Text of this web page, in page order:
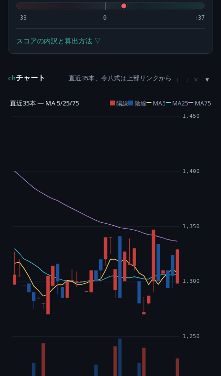
−33 0 +37
スコアの内訳と算出方法 ▽
chチャート 直近35本、令八式は上部リンクから ↑ ↓ ×
直近35本 — MA 5/25/75 陽線 陰線 MA5 MA25 MA75
1,250
1,300
1,350
1,400
1,450